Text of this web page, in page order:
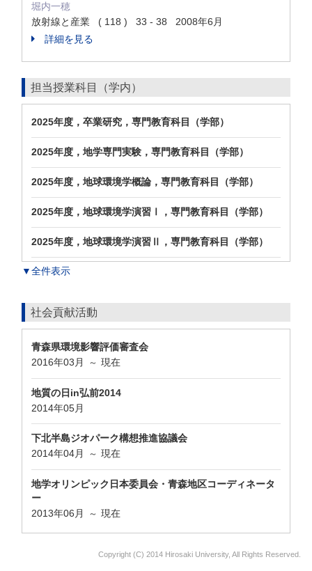
堀内一穂
放射線と産業 ( 118 ) 33 - 38 2008年6月
詳細を見る
担当授業科目（学内）
2025年度，卒業研究，専門教育科目（学部）
2025年度，地学専門実験，専門教育科目（学部）
2025年度，地球環境学概論，専門教育科目（学部）
2025年度，地球環境学演習Ⅰ，専門教育科目（学部）
2025年度，地球環境学演習Ⅱ，専門教育科目（学部）
▼全件表示
社会貢献活動
青森県環境影響評価審査会
2016年03月
～ 現在
地質の日in弘前2014
2014年05月
下北半島ジオパーク構想推進協議会
2014年04月
～ 現在
地学オリンピック日本委員会・青森地区コーディネータ
ー
2013年06月
～ 現在
Copyright (C) 2014 Hirosaki University, All Rights Reserved.